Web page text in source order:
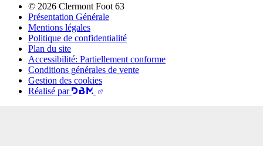
© 2026 Clermont Foot 63
Présentation Générale
Mentions légales
Politique de confidentialité
Plan du site
Accessibilité: Partiellement conforme
Conditions générales de vente
Gestion des cookies
Réalisé par